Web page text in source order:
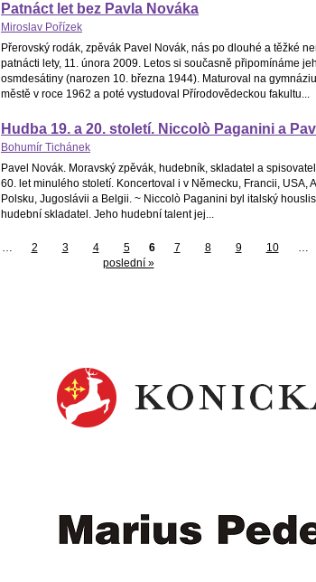
Patnáct let bez Pavla Nováka
Miroslav Pořízek
Přerovský rodák, zpěvák Pavel Novák, nás po dlouhé a těžké
patnácti lety, 11. února 2009. Letos si současně připomínáme
osmdesátiny (narozen 10. března 1944). Maturoval na
městě v roce 1962 a poté vystudoval Přírodovědeckou fakultu...
Hudba 19. a 20. století. Niccolò Paganini a
Bohumír Tichánek
Pavel Novák. Moravský zpěvák, hudebník, skladatel a
60. let minulého století. Koncertoval i v Německu, Francii, USA,
Polsku, Jugoslávii a Belgii. ~ Niccolò Paganini byl italský
hudební skladatel. Jeho hudební talent jej...
… 2 3 4 5 6 7 8 9 10 …
poslední »